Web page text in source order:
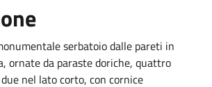
serbatoio dalle pareti in
ornate da paraste doriche, quattro
nel lato corto, con cornice